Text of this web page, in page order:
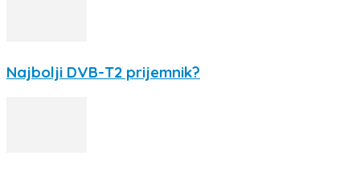
Najbolji DVB-T2 prijemnik?